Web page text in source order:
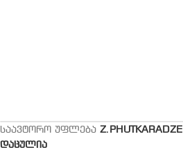
საავტორო უფლება Z.PHUTKARADZE
დაცულია